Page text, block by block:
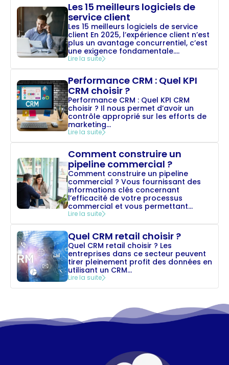
Les 15 meilleurs logiciels de
service client
Les 15 meilleurs logiciels de service
client En 2025, l’expérience client n’est
plus un avantage concurrentiel, c’est
une exigence fondamentale....
Lire la suite
Performance CRM : Quel KPI
CRM choisir ?
Performance CRM : Quel KPI CRM
choisir ? Il nous permet d’avoir un
contrôle approprié sur les efforts de
marketing...
Lire la suite
Comment construire un
pipeline commercial ?
Comment construire un pipeline
commercial ? Vous fournissant des
informations clés concernant
l’efficacité de votre processus
commercial et vous permettant...
Lire la suite
Quel CRM retail choisir ?
Quel CRM retail choisir ? Les
entreprises dans ce secteur peuvent
tirer pleinement profit des données en
utilisant un CRM...
Lire la suite